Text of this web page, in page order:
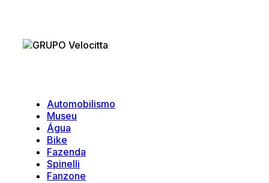
Automobilismo
Museu
Água
Bike
Fazenda
Spinelli
Fanzone